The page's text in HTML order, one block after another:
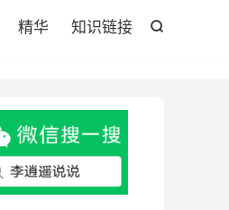

精华 知识链接